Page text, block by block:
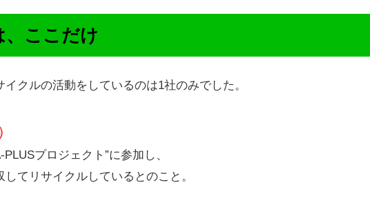
ここだけ
クルの活動をしているのは1社のみでした。
プロジェクト”に参加し、
てリサイクルしているとのこと。